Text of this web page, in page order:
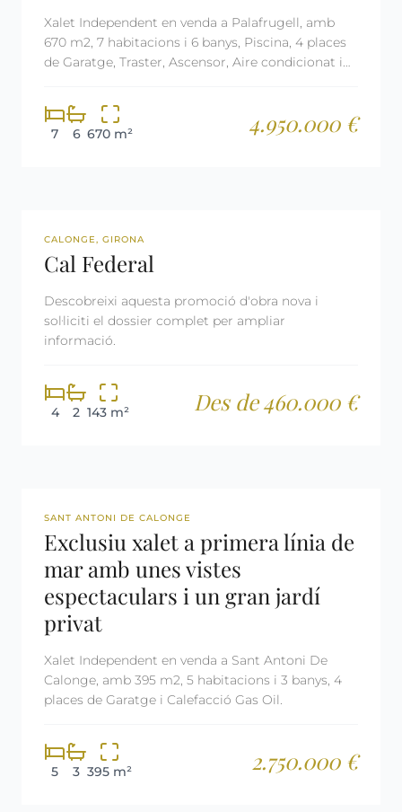
Xalet Independent en venda a Palafrugell, amb
670 m2, 7 habitacions i 6 banys, Piscina, 4 places
de Garatge, Traster, Ascensor, Aire condicionat i
7 6 670 m² 4.950.000 €
OBRA NOVA
CALONGE, GIRONA
Cal Federal
Descobreixi aquesta promoció d'obra nova i
sol·liciti el dossier complet per ampliar
informació.
4 2 143 m² Des de 460.000 €
REF: 2500
SANT ANTONI DE CALONGE
Exclusiu xalet a primera línia de
mar amb unes vistes
espectaculars i un gran jardí
privat
Xalet Independent en venda a Sant Antoni De
Calonge, amb 395 m2, 5 habitacions i 3 banys, 4
places de Garatge i Calefacció Gas Oil.
5 3 395 m² 2.750.000 €